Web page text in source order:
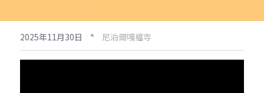
阿帝夏大尊者及嘎檔四天
十六圓點
非洲
越南
法會活動
弘法活動
人文關懷
關懷流浪動物
聯絡嘎檔
2025年11月30日 · 尼泊爾嘎檔寺